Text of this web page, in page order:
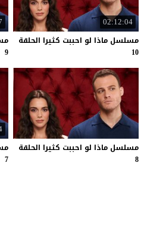
02:12:04
مسلسل ماذا لو احببت كثيرا الحلقة
10
9
مسلسل ماذا لو احببت كثيرا الحلقة
8
7